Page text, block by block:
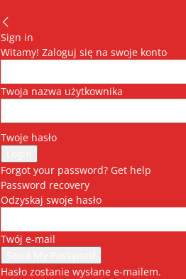
Sign in
Witamy! Zaloguj się na swoje konto
Twoja nazwa użytkownika
Twoje hasło
Forgot your password? Get help
Password recovery
Odzyskaj swoje hasło
Twój e-mail
Hasło zostanie wysłane e-mailem.